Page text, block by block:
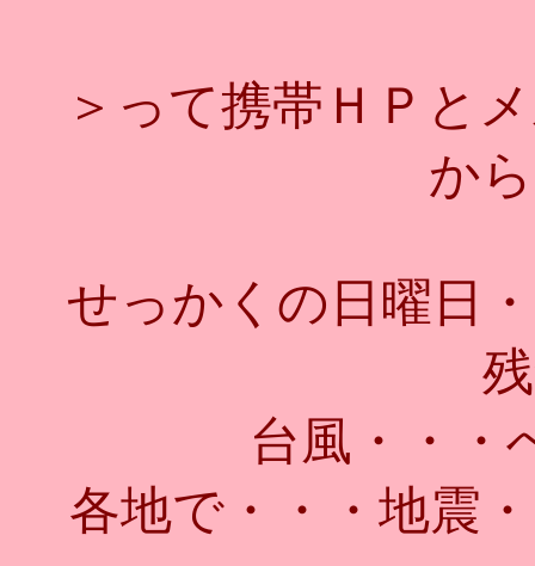
＞って携帯ＨＰと
か
せっかくの日曜日
台風・・・
各地で・・・地震